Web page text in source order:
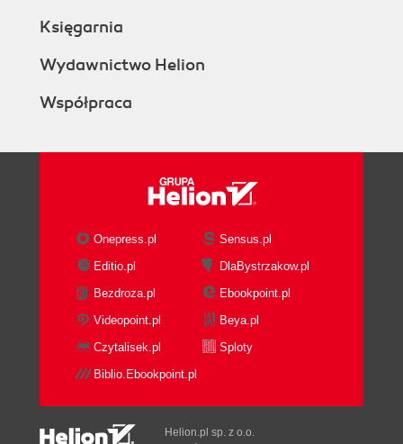
Księgarnia
Wydawnictwo Helion
Współpraca
Onepress.pl
Sensus.pl
Editio.pl
DlaBystrzakow.pl
Bezdroza.pl
Ebookpoint.pl
Videopoint.pl
Beya.pl
Czytalisek.pl
Sploty
Biblio.Ebookpoint.pl
Helion.pl sp. z o.o.